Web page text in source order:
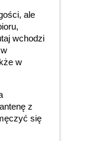
ale
wchodzi
w
z
się